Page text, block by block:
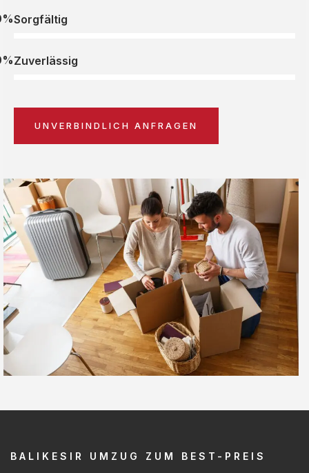
Sorgfältig
Zuverlässig
UNVERBINDLICH ANFRAGEN
BALIKESIR UMZUG ZUM BEST-PREIS